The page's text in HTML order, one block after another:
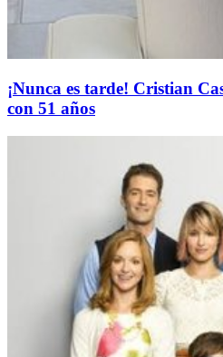
¡Nunca es tarde! Cristian
con 51 años